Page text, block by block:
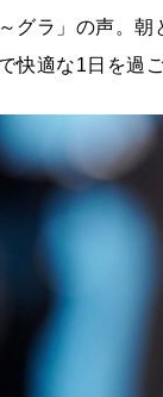
グラ」の声。
快適な1日を過